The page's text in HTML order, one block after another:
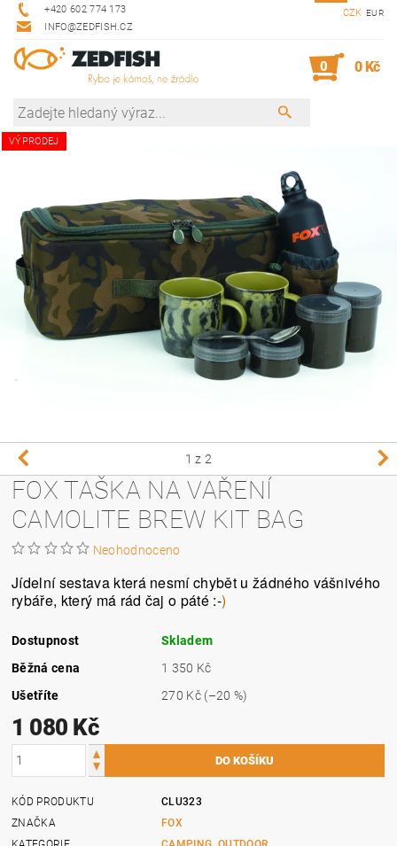
+420 602 774 173
INFO@ZEDFISH.CZ
CZK EUR
0 0 Kč
VÝPRODEJ
1 z 2
FOX TAŠKA NA VAŘENÍ
CAMOLITE BREW KIT BAG
Neohodnoceno
Jídelní sestava která nesmí chybět u žádného vášnivého
rybáře, který má rád čaj o páté :-)
Dostupnost
Skladem
Běžná cena
1 350 Kč
Ušetříte
270 Kč (–20 %)
1 080 Kč
KÓD PRODUKTU
CLU323
ZNAČKA
FOX